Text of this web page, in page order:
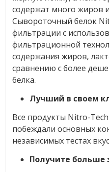
содержат много жиров
Сывороточный белок
фильтрации с
фильтрационной
содержания жиров,
сравнению с более
белка.
Лучший в своем
Все продукты Nitro-
побеждали основных
независимых тестах
Получите больше